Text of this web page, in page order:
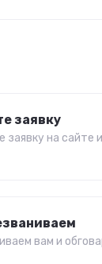
заявку
заявку на сайте
вам и